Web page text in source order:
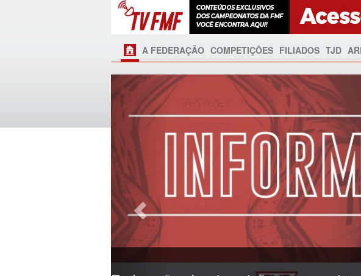
A FEDERAÇÃO COMPETIÇÕES FILIADOS TJD
Árbitros da FMF participam de
promovido pela CBF e
Profissionais do quadro de arbitragem da
Próximo